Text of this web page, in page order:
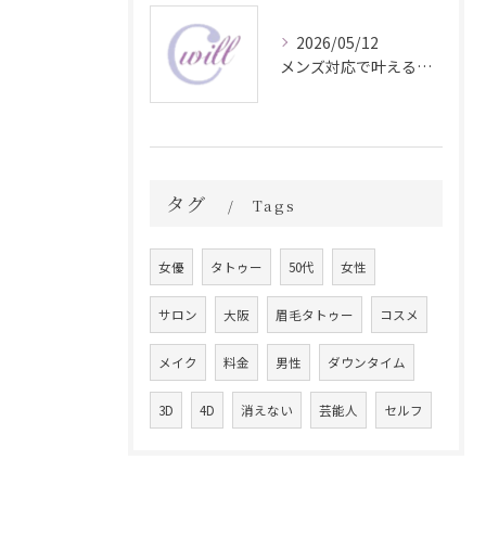
2026/05/12
メンズ対応で叶える自然な眉毛タトゥーの魅力
タグ Tags
女優 タトゥー 50代 女性
サロン 大阪 眉毛タトゥー コスメ
メイク 料金 男性 ダウンタイム
3D 4D 消えない 芸能人 セルフ